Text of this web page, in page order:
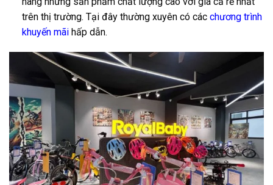
trên thị trường. Tại đây thường xuyên có các chương trình
khuyến mãi hấp dẫn.